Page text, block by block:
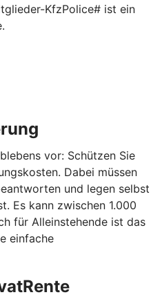
KfzPolice# ist ein
vor: Schützen Sie
Dabei müssen
und legen selbst
Es kann zwischen 1.000
für Alleinstehende ist das
einfache